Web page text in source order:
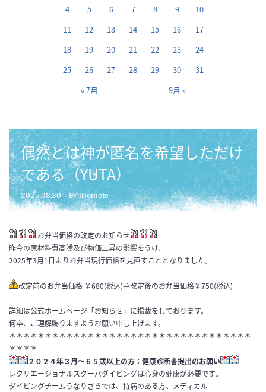
« 7月 9月 »
4
5 6 7 8 9
10
11
12 13 14 15 16
17
18
19 20 21 22 23
24
25
26 27 28 29 30 31
偶然とは神が匿名を希望しただけ
である（YUTA）
2025.08.30 BY iriomote
お弁当価格の改定のお知らせ
昨今の原材料費高騰及び物価上昇の影響をうけ、
2025年3月1日よりお弁当現行価格を見直すこととなりました。
改定前のお弁当価格 ￥680(税込)⇒改定後のお弁当価格￥750(税込)
詳細は公式ホームページ「お知らせ」に掲載をしております。
何卒、ご理解賜りますようお願い申し上げます。
＊＊＊＊＊＊＊＊＊＊＊＊＊＊＊＊＊＊＊＊＊＊＊＊＊＊＊＊＊＊＊＊＊＊
＊＊＊＊
２０２４年３月～６５歳以上の方：健康診断書提出のお願い
レクリエーショナルスクーバダイビングは心身の健康が必要です。
ダイビングチームうなりざきでは、持病のある方、メディカル